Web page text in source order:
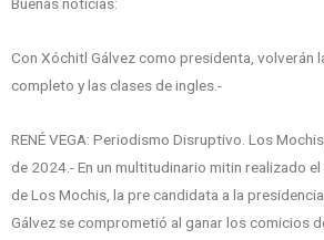
Buenas noticias:
Con Xóchitl Gálvez como presidenta, volverán
completo y las clases de ingles.-
RENÉ VEGA: Periodismo Disruptivo. Los
de 2024.- En un multitudinario mitin realizado el
de Los Mochis, la pre candidata a la
Gálvez se comprometió al ganar los comicios